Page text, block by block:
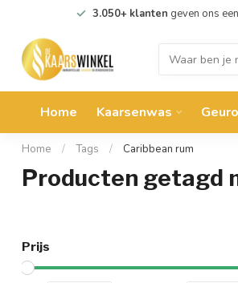
3.050+ klanten geven ons een
Home Kaarsenwas
Home / Tags / Caribbean rum
Producten getagd
Prijs